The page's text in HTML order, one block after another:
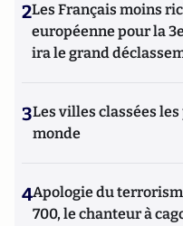
2Les Français moins
européenne pour la
ira le grand
3Les villes classées
monde
4Apologie du
700, le chanteur à